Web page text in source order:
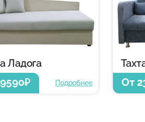
Ладога
₽ Подробнее От